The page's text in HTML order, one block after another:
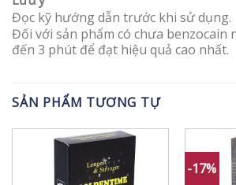
Đọc kỹ hướng dẫn trước khi sử dụng.
Đối với sản phẩm có chưa benzocain
đến 3 phút để đạt hiệu quả cao nhất.
SẢN PHẨM TƯƠNG TỰ
-17%